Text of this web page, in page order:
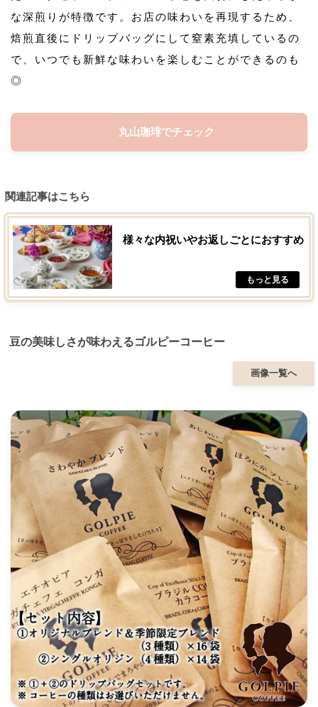
な深煎りが特徴です。お店の味わいを再現するため、
焙煎直後にドリップバッグにして窒素充填しているの
で、いつでも新鮮な味わいを楽しむことができるのも
◎
丸山珈琲でチェック
関連記事はこちら
様々な内祝いやお返しごとにおすすめ
豆の美味しさが味わえるゴルピーコーヒー
画像一覧へ